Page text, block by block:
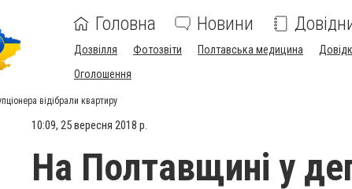
Головна Новини
Дозвілля Фотозвіти Полтавська медицина
Оголошення
відібрали квартиру
10:09, 25 вересня 2018 р.
На Полтавщині у